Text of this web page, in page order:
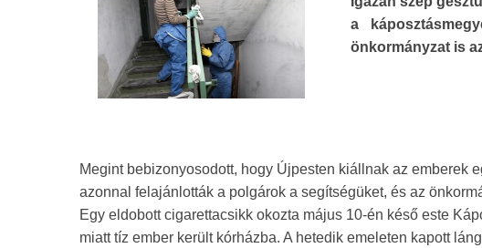
a
önkormányzat is
Megint bebizonyosodott, hogy Újpesten kiállnak az emberek
azonnal felajánlották a polgárok a segítségüket, és az
Egy eldobott cigarettacsikk okozta május 10-én késő este
miatt tíz ember került kórházba. A hetedik emeleten kapott